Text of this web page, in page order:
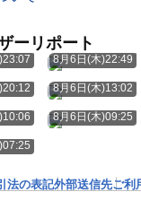
ーリポート
8月6日(木)22:49
8月6日(木)13:02
8月6日(木)09:25
法の表記外部送信先ご利